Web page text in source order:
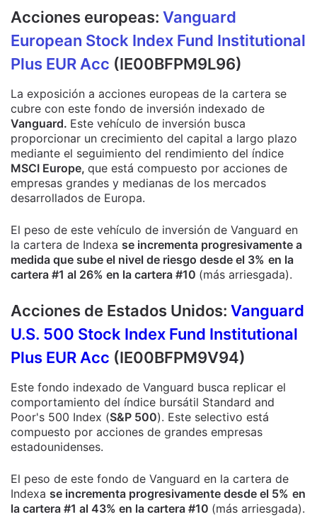
Acciones europeas: Vanguard
European Stock Index Fund Institutional
Plus EUR Acc (IE00BFPM9L96)
La exposición a acciones europeas de la cartera se
cubre con este fondo de inversión indexado de
Vanguard. Este vehículo de inversión busca
proporcionar un crecimiento del capital a largo plazo
mediante el seguimiento del rendimiento del índice
MSCI Europe, que está compuesto por acciones de
empresas grandes y medianas de los mercados
desarrollados de Europa.
El peso de este vehículo de inversión de Vanguard en
la cartera de Indexa se incrementa progresivamente a
medida que sube el nivel de riesgo desde el 3% en la
cartera #1 al 26% en la cartera #10 (más arriesgada).
Acciones de Estados Unidos: Vanguard
U.S. 500 Stock Index Fund Institutional
Plus EUR Acc (IE00BFPM9V94)
Este fondo indexado de Vanguard busca replicar el
comportamiento del índice bursátil Standard and
Poor's 500 Index (S&P 500). Este selectivo está
compuesto por acciones de grandes empresas
estadounidenses.
El peso de este fondo de Vanguard en la cartera de
Indexa se incrementa progresivamente desde el 5% en
la cartera #1 al 43% en la cartera #10 (más arriesgada).